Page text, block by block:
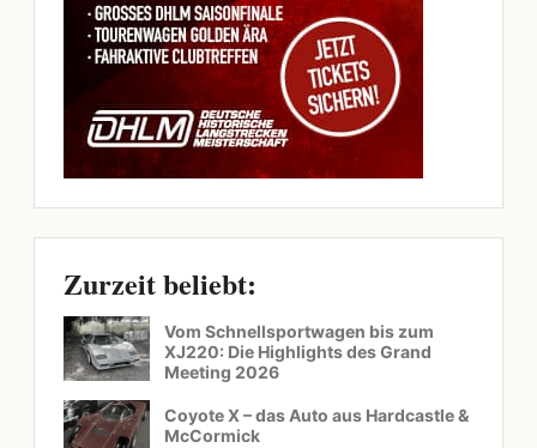
Zurzeit beliebt:
Vom Schnellsportwagen bis zum
XJ220: Die Highlights des Grand
Meeting 2026
Coyote X – das Auto aus Hardcastle &
McCormick